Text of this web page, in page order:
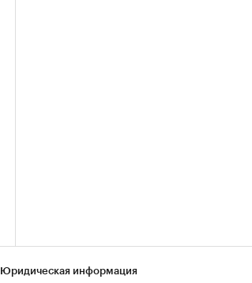
Юридическая информация